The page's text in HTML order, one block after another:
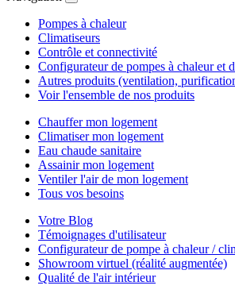
Pompes à chaleur
Climatiseurs
Contrôle et connectivité
Configurateur de pompes à chaleur et
Autres produits (ventilation,
Voir l'ensemble de nos produits
Chauffer mon logement
Climatiser mon logement
Eau chaude sanitaire
Assainir mon logement
Ventiler l'air de mon logement
Tous vos besoins
Votre Blog
Témoignages d'utilisateur
Configurateur de pompe à chaleur /
Showroom virtuel (réalité augmentée)
Qualité de l'air intérieur